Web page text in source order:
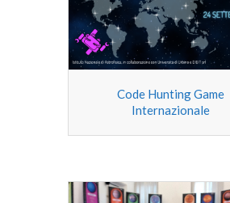
Code Hunting Game
Internazionale